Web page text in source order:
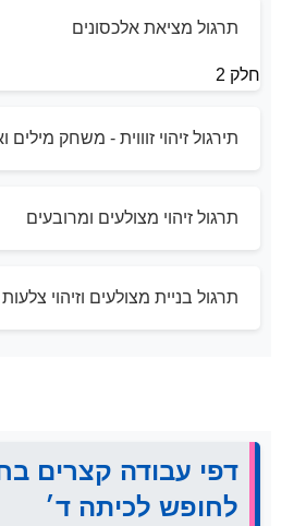
תרגול מציאת אלכסונים
חלק 2
תירגול זיהוי זוווית - משחק מילים
תרגול זיהוי מצולעים ומרובעים
תרגול בניית מצולעים וזיהוי
דפי עבודה קצרים
לחופש לכיתה ד׳